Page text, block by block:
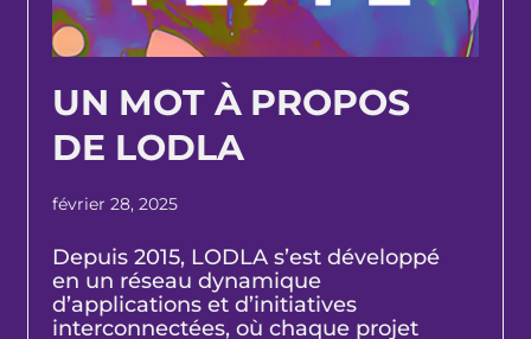
UN MOT À PROPOS
DE LODLA
février 28, 2025
Depuis 2015, LODLA s’est développé
en un réseau dynamique
d’applications et d’initiatives
interconnectées, où chaque projet